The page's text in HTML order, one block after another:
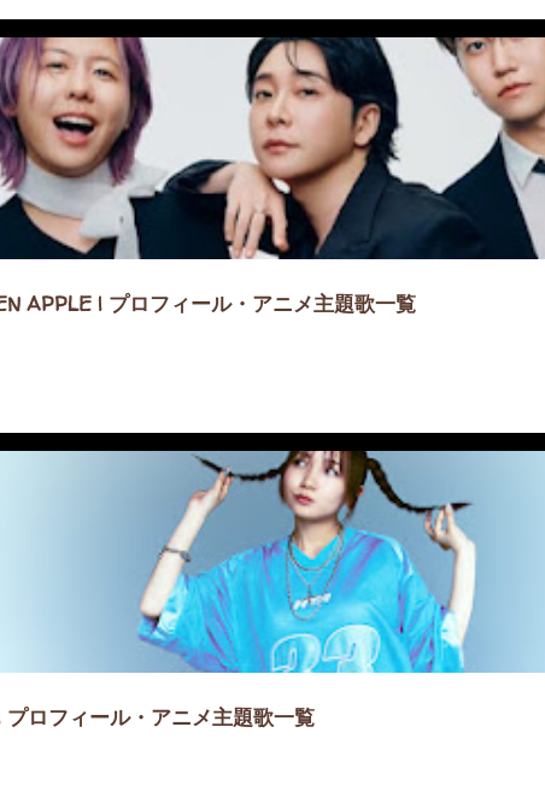
APPLE | プロフィール・アニメ主題歌一覧
KUSURIYA ONEPIECE
プロフィール・アニメ主題歌一覧